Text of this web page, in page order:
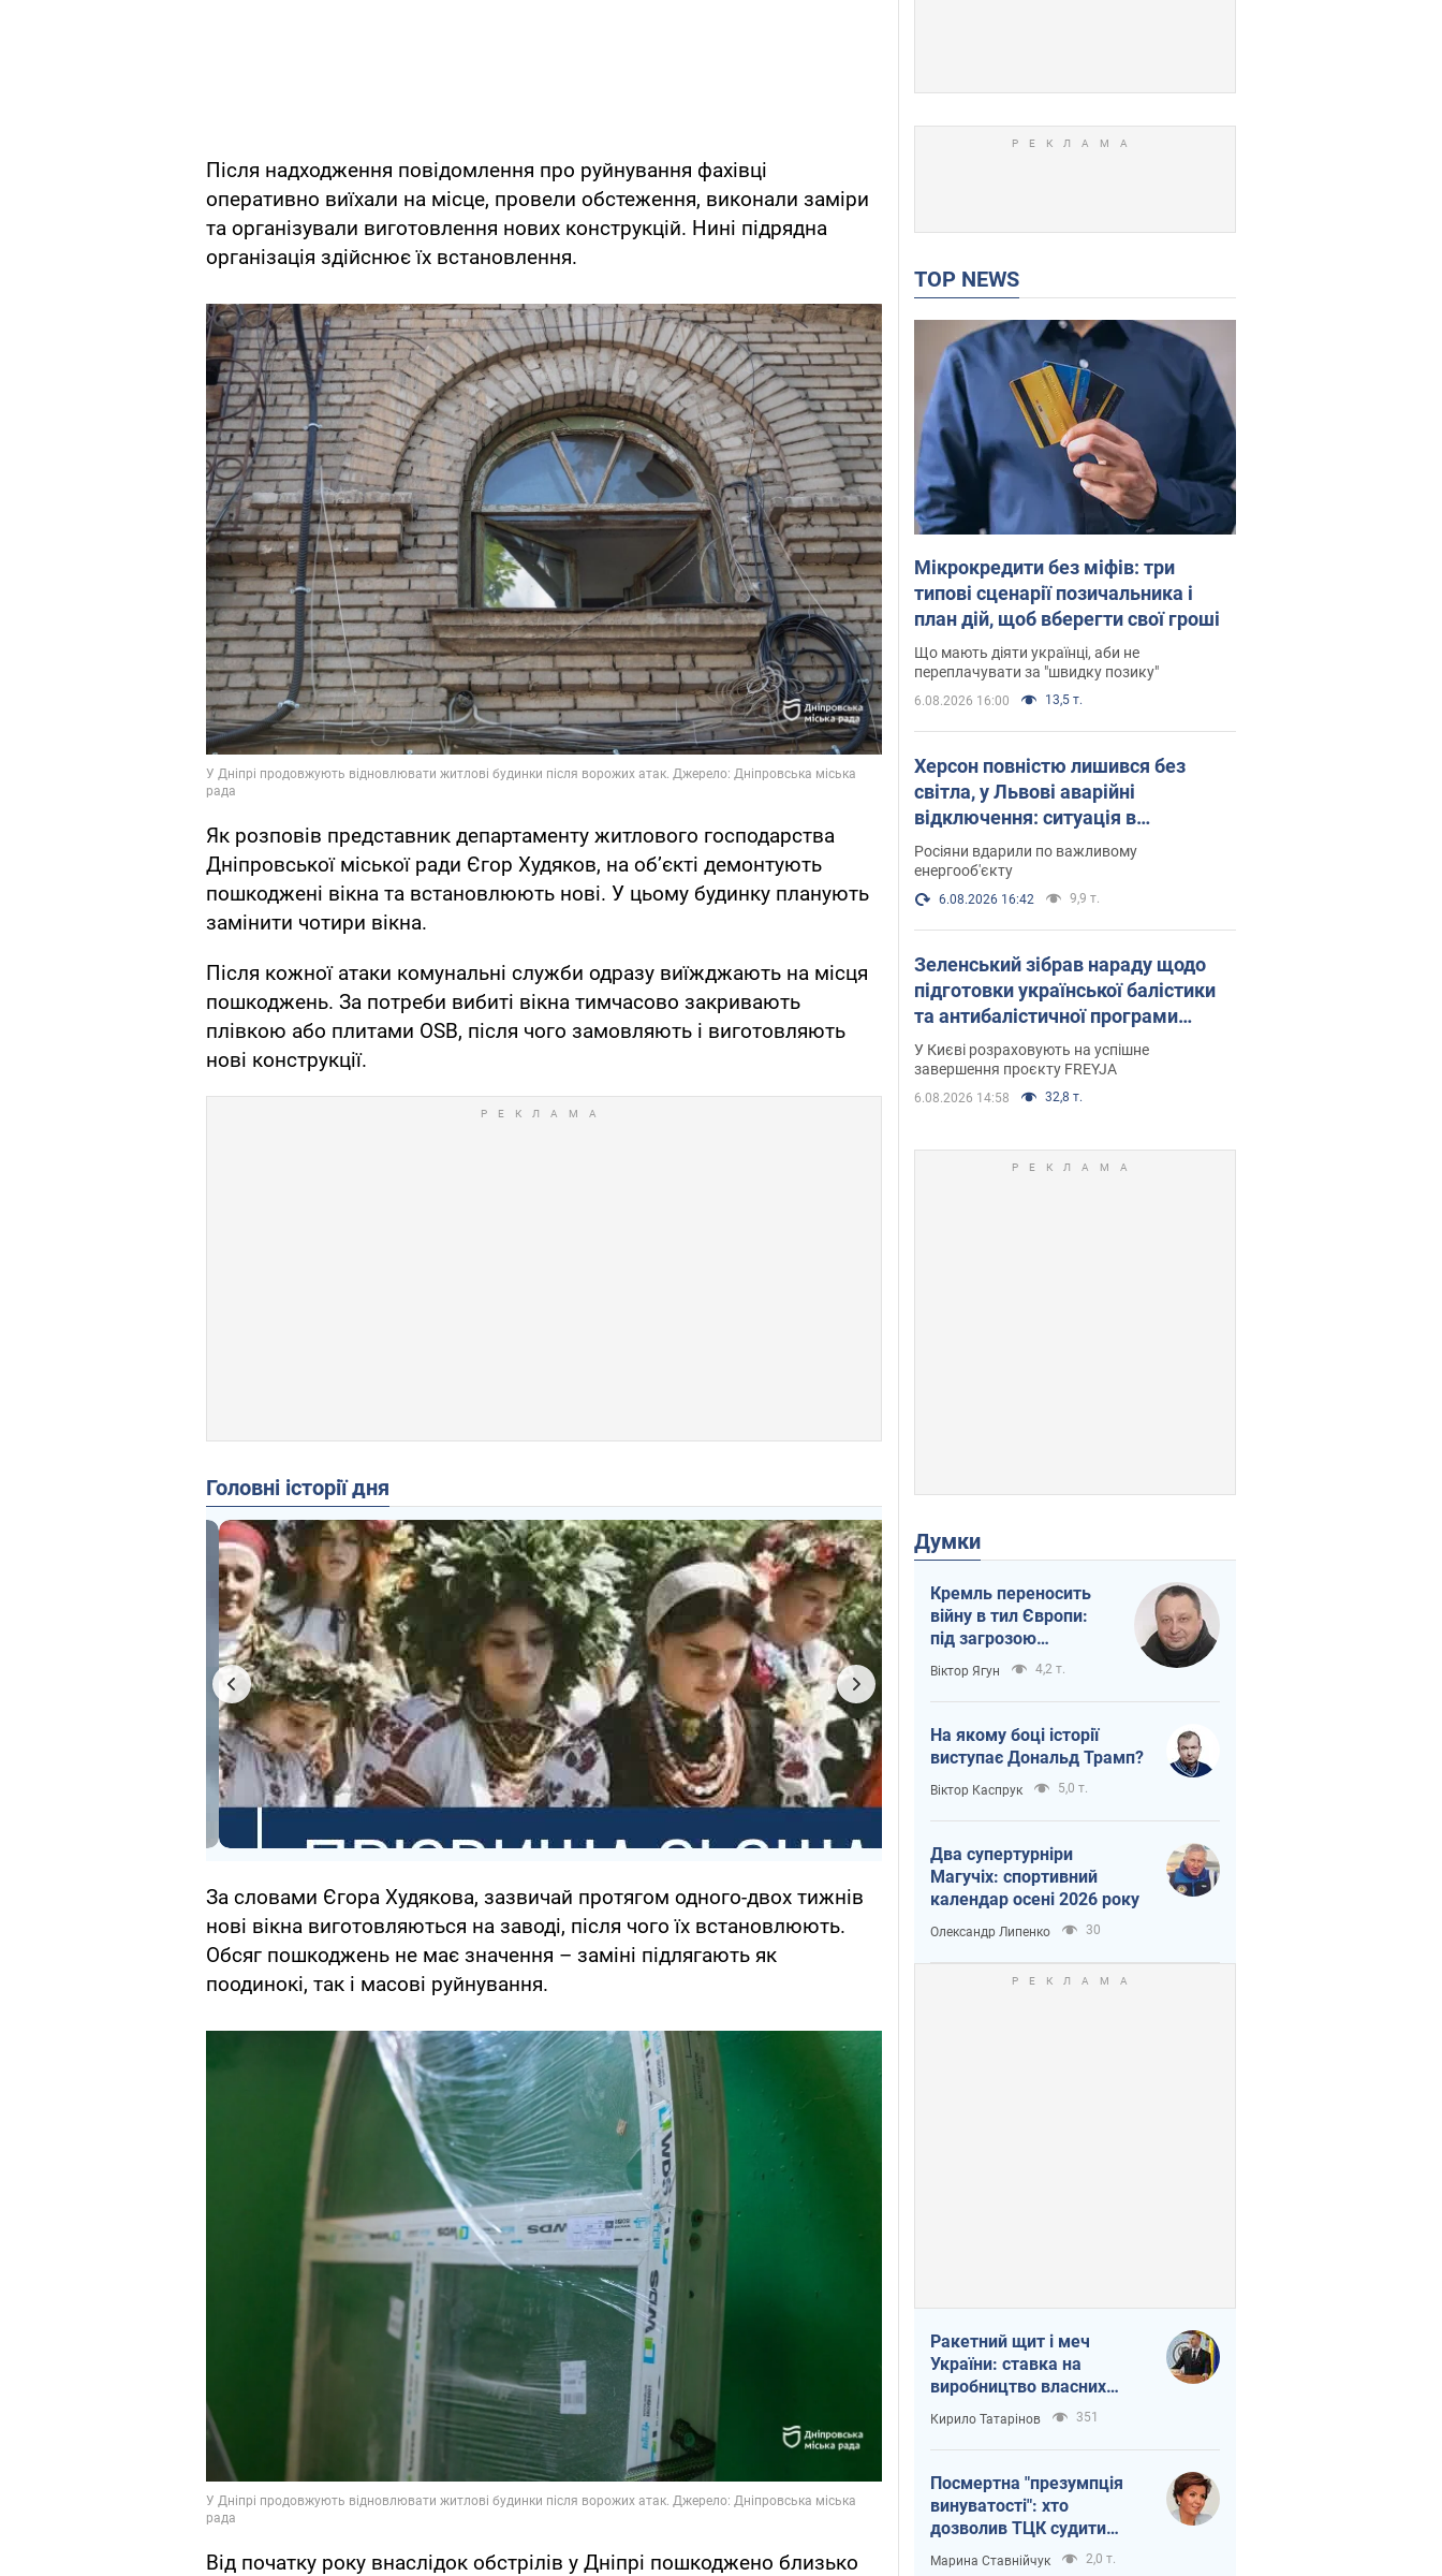
Після надходження повідомлення про руйнування фахівці
оперативно виїхали на місце, провели обстеження, виконали заміри
та організували виготовлення нових конструкцій. Нині підрядна
організація здійснює їх встановлення.
Як розповів представник департаменту житлового господарства
Дніпровської міської ради Єгор Худяков, на об’єкті демонтують
пошкоджені вікна та встановлюють нові. У цьому будинку планують
замінити чотири вікна.
Після кожної атаки комунальні служби одразу виїжджають на місця
пошкоджень. За потреби вибиті вікна тимчасово закривають
плівкою або плитами OSB, після чого замовляють і виготовляють
нові конструкції.
Головні історії дня
За словами Єгора Худякова, зазвичай протягом одного-двох тижнів
нові вікна виготовляються на заводі, після чого їх встановлюють.
Обсяг пошкоджень не має значення – заміні підлягають як
поодинокі, так і масові руйнування.
Від початку року внаслідок обстрілів у Дніпрі пошкоджено близько
TOP NEWS
Мікрокредити без міфів: три
типові сценарії позичальника і
план дій, щоб вберегти свої гроші
Що мають діяти українці, аби не
переплачувати за "швидку позику"
6.08.2026 16:00 13,5 т.
Херсон повністю лишився без
світла, у Львові аварійні
відключення: ситуація в
енергосистемі 6 серпня
Росіяни вдарили по важливому
енергооб'єкту
6.08.2026 16:42 9,9 т.
Зеленський зібрав нараду щодо
підготовки української балістики
та антибалістичної програми
FREYJA: які рішення готуються
У Києві розраховують на успішне
завершення проєкту FREYJA
6.08.2026 14:58 32,8 т.
Думки
Кремль переносить
війну в тил Європи:
під загрозою
критична логістика
Віктор Ягун 4,2 т.
На якому боці історії
виступає Дональд Трамп?
Віктор Каспрук 5,0 т.
Два супертурніри
Магучіх: спортивний
календар осені 2026 року
Олександр Липенко 30
Ракетний щит і меч
України: ставка на
виробництво власних
ракет
Кирило Татарінов 351
Посмертна "презумпція
винуватості": хто
дозволив ТЦК судити
загиблих захисників
Марина Ставнійчук 2,0 т.